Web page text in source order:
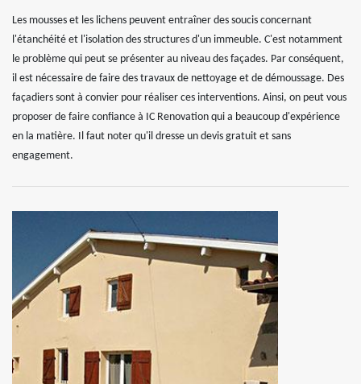
Les mousses et les lichens peuvent entraîner des soucis concernant
l'étanchéité et l'isolation des structures d'un immeuble. C'est notamment
le problème qui peut se présenter au niveau des façades. Par conséquent,
il est nécessaire de faire des travaux de nettoyage et de démoussage. Des
façadiers sont à convier pour réaliser ces interventions. Ainsi, on peut vous
proposer de faire confiance à IC Renovation qui a beaucoup d'expérience
en la matière. Il faut noter qu'il dresse un devis gratuit et sans
engagement.